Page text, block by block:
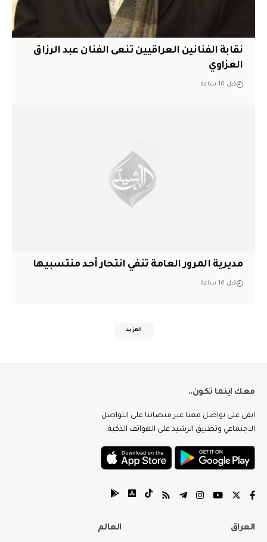
نقابة الفنانين العراقيين تنعى الفنان عبد الرزاق
العزاوي
قبل 16 ساعة
مديرية المرور العامة تنفي انتحار أحد منتسبيها
قبل 16 ساعة
المزيد
معك اينما تكون..
ابقى على تواصل معنا عبر منصاتنا على التواصل
الاجتماعي وتطبيق الرشيد على الهواتف الذكية.
العراق العالم